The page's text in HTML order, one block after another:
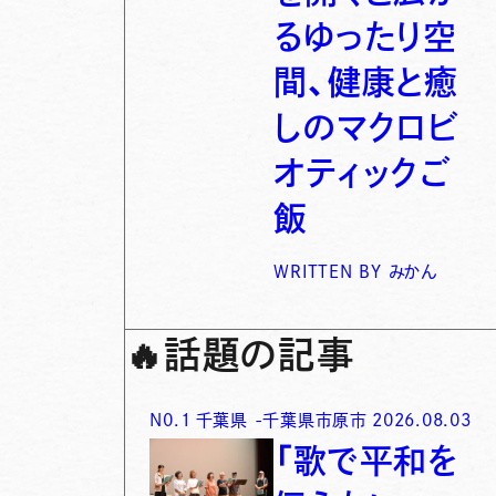
るゆったり空
間、健康と癒
しのマクロビ
オティックご
飯
WRITTEN BY みかん
🔥 話題の記事
N0. 1 千葉県 -千葉県市原市 2026.08.03
「歌で平和を